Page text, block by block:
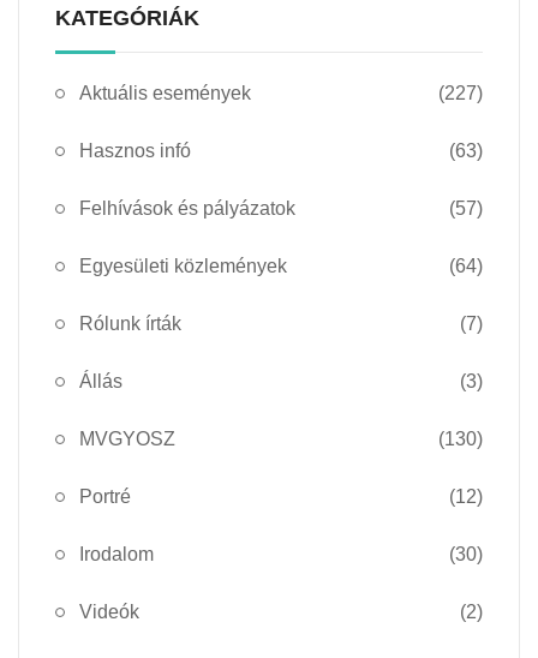
KATEGÓRIÁK
Aktuális események (227)
Hasznos infó (63)
Felhívások és pályázatok (57)
Egyesületi közlemények (64)
Rólunk írták (7)
Állás (3)
MVGYOSZ (130)
Portré (12)
Irodalom (30)
Videók (2)